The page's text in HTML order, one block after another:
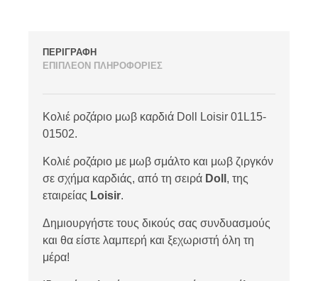
ΠΕΡΙΓΡΑΦΗ
ΕΠΙΠΛΕΟΝ ΠΛΗΡΟΦΟΡΙΕΣ
Κολιέ ροζάριο μωβ καρδιά Doll Loisir 01L15-
01502.
Κολιέ ροζάριο με μωβ σμάλτο και μωβ ζιργκόν
σε σχήμα καρδιάς, από τη σειρά Doll , της
εταιρείας Loisir.
Δημιουργήστε τους δικούς σας συνδυασμούς
και θα είστε λαμπερή και ξεχωριστή όλη τη
μέρα!